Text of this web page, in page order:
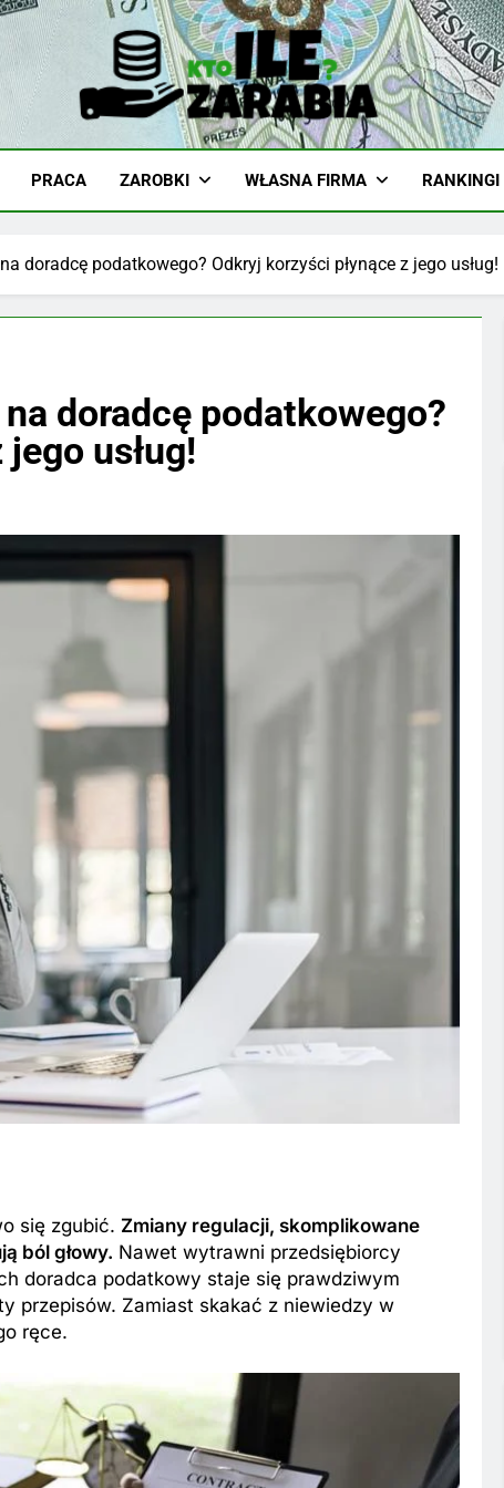
Ciekawostki I Biznes
PRACA ZAROBKI WŁASNA FIRMA RANKINGI
doradcę podatkowego? Odkryj korzyści płynące z jego usług!
doradcę podatkowego?
usług!
się zgubić. Zmiany regulacji, skomplikowane
ból głowy. Nawet wytrawni przedsiębiorcy
doradca podatkowy staje się prawdziwym
przepisów. Zamiast skakać z niewiedzy w
ręce.